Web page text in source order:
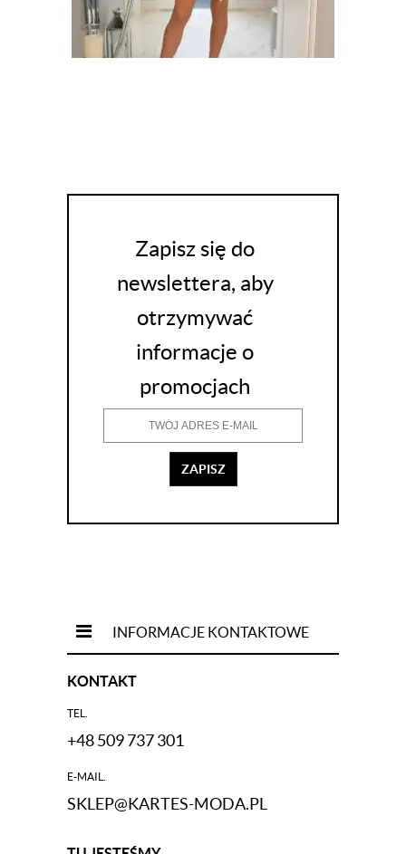
299,00 ZŁ
Zapisz się do
newslettera, aby
otrzymywać
informacje o
promocjach
ZAPISZ
INFORMACJE KONTAKTOWE
KONTAKT
TEL.
+48 509 737 301
E-MAIL.
SKLEP@KARTES-MODA.PL